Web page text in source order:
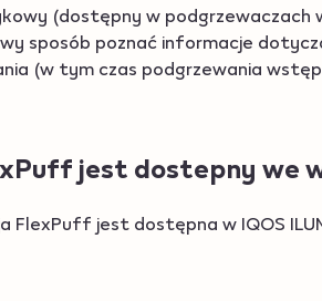
(dostępny w podgrzewaczach
sposób poznać informacje
(w tym czas podgrzewania
jest dostepny we
FlexPuff jest dostępna w IQOS